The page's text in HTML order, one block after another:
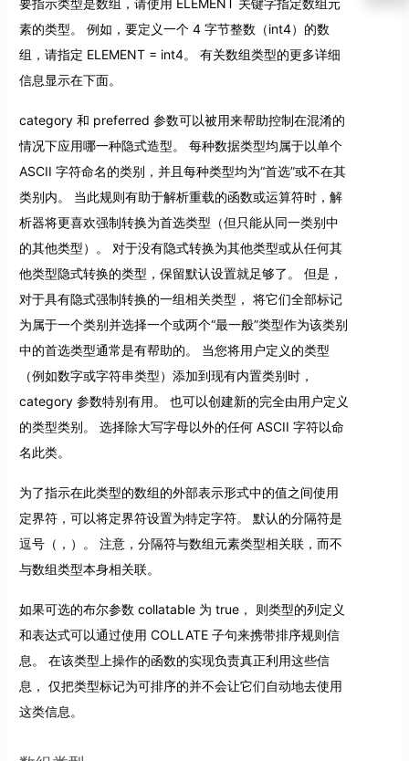
要指示类型是数组，请使用 ELEMENT 关键字指定数组元
素的类型。 例如，要定义一个 4 字节整数（int4）的数
组，请指定 ELEMENT = int4。 有关数组类型的更多详细
信息显示在下面。
category 和 preferred 参数可以被用来帮助控制在混淆的
情况下应用哪一种隐式造型。 每种数据类型均属于以单个
ASCII 字符命名的类别，并且每种类型均为“首选”或不在其
类别内。 当此规则有助于解析重载的函数或运算符时，解
析器将更喜欢强制转换为首选类型（但只能从同一类别中
的其他类型）。 对于没有隐式转换为其他类型或从任何其
他类型隐式转换的类型，保留默认设置就足够了。 但是，
对于具有隐式强制转换的一组相关类型， 将它们全部标记
为属于一个类别并选择一个或两个“最一般”类型作为该类别
中的首选类型通常是有帮助的。 当您将用户定义的类型
（例如数字或字符串类型）添加到现有内置类别时，
category 参数特别有用。 也可以创建新的完全由用户定义
的类型类别。 选择除大写字母以外的任何 ASCII 字符以命
名此类。
为了指示在此类型的数组的外部表示形式中的值之间使用
定界符，可以将定界符设置为特定字符。 默认的分隔符是
逗号（，）。 注意，分隔符与数组元素类型相关联，而不
与数组类型本身相关联。
如果可选的布尔参数 collatable 为 true， 则类型的列定义
和表达式可以通过使用 COLLATE 子句来携带排序规则信
息。 在该类型上操作的函数的实现负责真正利用这些信
息， 仅把类型标记为可排序的并不会让它们自动地去使用
这类信息。